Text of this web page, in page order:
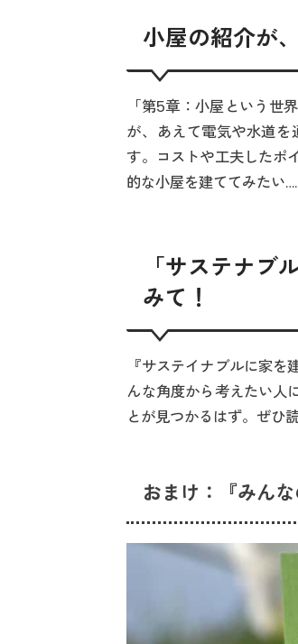
小屋の紹介が
「第5章：小屋という世
が、あえて電気や水道
す。コストや工夫したポ
的な小屋を建ててみたい
「サステナブ
みて！
『サステイナブルに家
んな角度から考えたい人
とが見つかるはず。ぜひ
おまけ：『みん